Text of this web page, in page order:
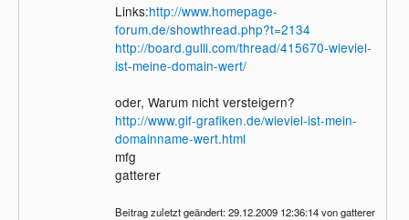
Links:http://www.homepage-
forum.de/showthread.php?t=2134
http://board.gulli.com/thread/415670-wieviel-
ist-meine-domain-wert/
oder, Warum nicht versteigern?
http://www.gif-grafiken.de/wieviel-ist-mein-
domainname-wert.html
mfg
gatterer
Beitrag zuletzt geändert: 29.12.2009 12:36:14 von gatterer